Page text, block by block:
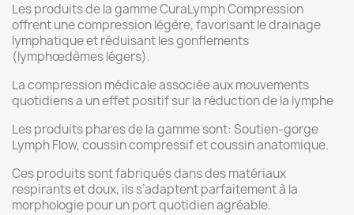
Les produits de la gamme CuraLymph Compression
offrent une compression légère, favorisant le drainage
lymphatique et réduisant les gonflements
(lymphœdèmes légers).
La compression médicale associée aux mouvements
quotidiens a un effet positif sur la réduction de la lymphe
Les produits phares de la gamme sont: Soutien-gorge
Lymph Flow, coussin compressif et coussin anatomique.
Ces produits sont fabriqués dans des matériaux
respirants et doux, ils s’adaptent parfaitement à la
morphologie pour un port quotidien agréable.